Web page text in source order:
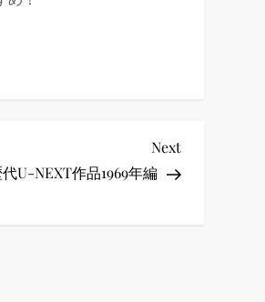
Next
Post
Next
U-NEXT作品1969年編